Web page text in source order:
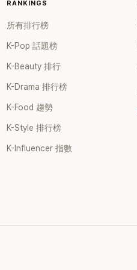
RANKINGS
所有排行榜
K-Pop 話題榜
K-Beauty 排行
K-Drama 排行榜
K-Food 趨勢
K-Style 排行榜
K-Influencer 指數